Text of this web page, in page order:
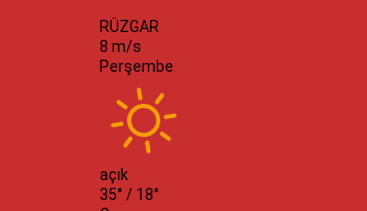
RÜZGAR
8 m/s
Perşembe
açık
35° / 18°